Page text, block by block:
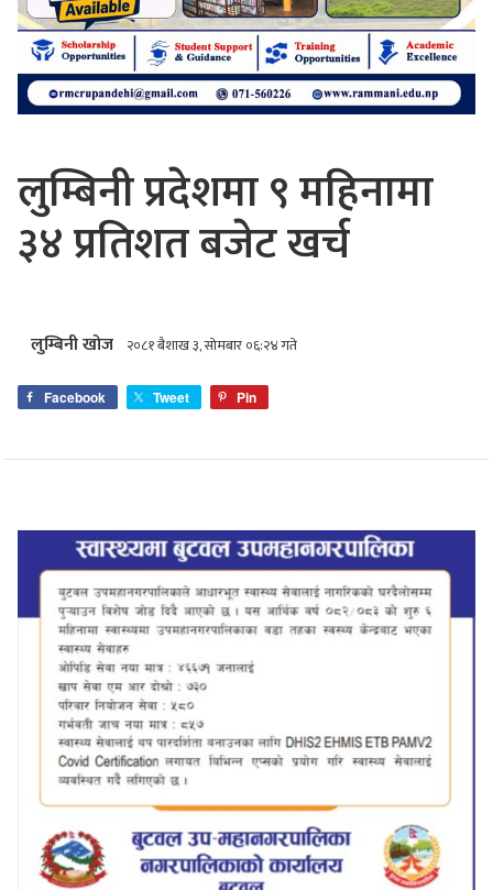
लुम्बिनी प्रदेशमा ९ महिनामा
३४ प्रतिशत बजेट खर्च
लुम्बिनी खोज २०८१ बैशाख ३, सोमबार ०६:२४ गते
Facebook Tweet Pin